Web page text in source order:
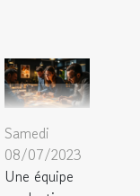
Samedi
08/07/2023
Une équipe